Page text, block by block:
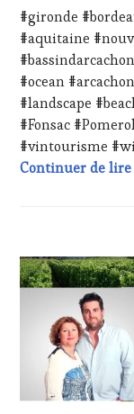
STREAMING,
MASTERCLASS,
MÉDIAS,
PRESSE
ÉCRITE,
RADIO,
TV,
WEB,
OENOTOURISME,
PARTENAIRES
RESTAURATEUR,
CHEF,
CUISINIER,
ŒNOLOGUE,
SOMMELIER,
SALONS
INTERNATIONAUX,
TASTING
MOVIE
#gironde
#aquitaine
#ocean
#landscape
#Fonsac
#vintourisme
Continuer de lire
CHALLENGE
HORS
CONFORT,
CLUB
WINE